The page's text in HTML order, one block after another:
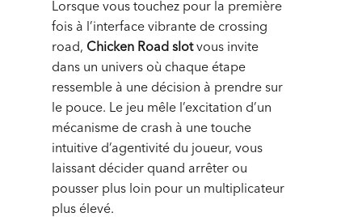
Lorsque vous touchez pour la première
fois à l’interface vibrante de crossing
road, Chicken Road slotvous invite
dans un univers où chaque étape
ressemble à une décision à prendre sur
le pouce. Le jeu mêle l’excitation d’un
mécanisme de crash à une touche
intuitive d’agentivité du joueur, vous
laissant décider quand arrêter ou
pousser plus loin pour un multiplicateur
plus élevé.